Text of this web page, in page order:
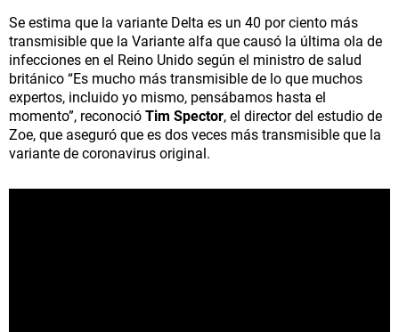
Se estima que la variante Delta es un 40 por ciento más
transmisible que la Variante alfa que causó la última ola de
infecciones en el Reino Unido según el ministro de salud
británico “Es mucho más transmisible de lo que muchos
expertos, incluido yo mismo, pensábamos hasta el
momento”, reconocióTim Spector, el director del estudio de
Zoe, que aseguró que es dos veces más transmisible que la
variante de coronavirus original.